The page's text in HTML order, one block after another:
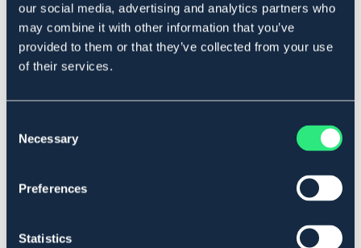
our social media, advertising and analytics partners who
may combine it with other information that you’ve
provided to them or that they’ve collected from your use
of their services.
Selection
Necessary
Preferences
Statistics
Relaterade produkter